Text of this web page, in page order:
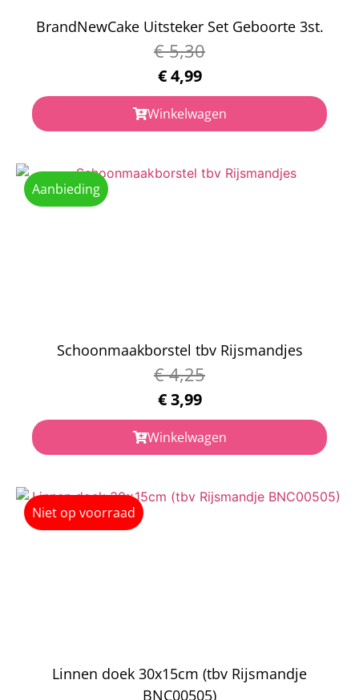
BrandNewCake Uitsteker Set Geboorte 3st.
€5,30
€4,99
Winkelwagen
Aanbieding
Schoonmaakborstel tbv Rijsmandjes
€4,25
€3,99
Winkelwagen
Niet op voorraad
Linnen doek 30x15cm (tbv Rijsmandje
BNC00505)